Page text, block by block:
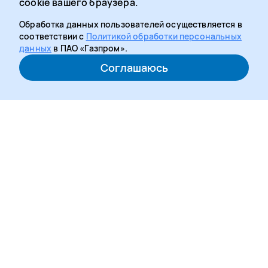
Обработка данных пользователей осуществляется в
соответствии с Политикой обработки персональных
данных в ПАО «Газпром».
Соглашаюсь